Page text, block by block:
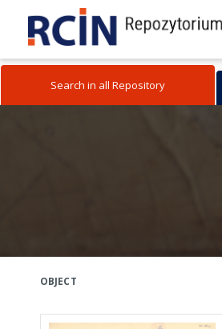
Search in all Repository
OBJECT